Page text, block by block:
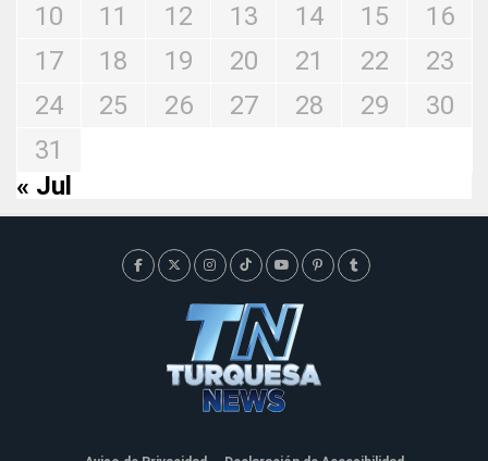
10
11 12 13 14 15
16
17
18 19 20 21 22
23
24
25 26 27 28 29
30
31
« Jul